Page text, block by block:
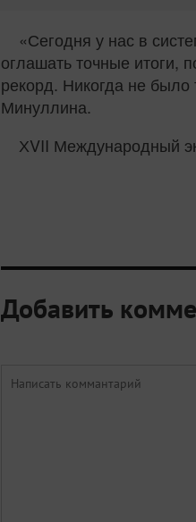
«Сегодня у нас в
оглашать точные итоги,
рекорд. Никогда не было
Минуллина.
ХVII Международный
Добавить